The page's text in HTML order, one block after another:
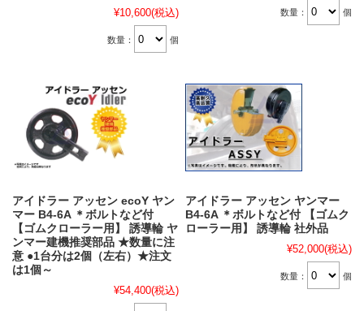
¥10,600(税込)
数量： 個
数量： 個
アイドラー アッセン ecoY ヤン
マー B4-6A ＊ボルトなど付
【ゴムクローラー用】 誘導輪 ヤ
ンマー建機推奨部品 ★数量に注
意 ●1台分は2個（左右）★注文
は1個～
¥54,400(税込)
アイドラー アッセン ヤンマー
B4-6A ＊ボルトなど付 【ゴムク
ローラー用】 誘導輪 社外品
¥52,000(税込)
数量： 個